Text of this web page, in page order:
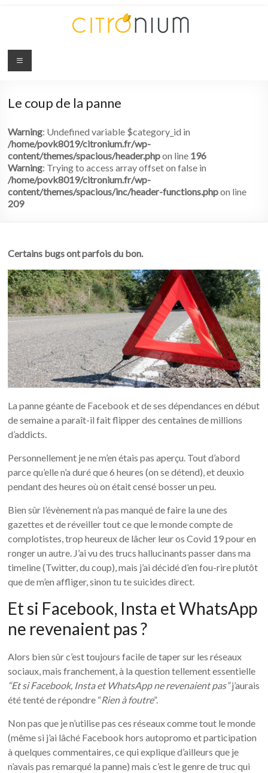
Citronium
Abonnez-
Le coup de la panne
Warning: Undefined variable $category_id in
/home/povk8019/citronium.fr/wp-
content/themes/spacious/header.phpon line 196
Warning: Trying to access array offset on false in
/home/povk8019/citronium.fr/wp-
content/themes/spacious/inc/header-functions.phpon line
209
Certains bugs ont parfois du bon.
La panne géante de Facebook et de ses dépendances en début
de semaine a paraît-il fait flipper des centaines de millions
d’addicts.
Personnellement je ne m’en étais pas aperçu. Tout d’abord
parce qu’elle n’a duré que 6 heures (on se détend), et deuxio
pendant des heures où on était censé bosser un peu.
Bien sûr l’évènement n’a pas manqué de faire la une des
gazettes et de réveiller tout ce que le monde compte de
complotistes, trop heureux de lâcher leur os Covid 19 pour en
ronger un autre. J’ai vu des trucs hallucinants passer dans ma
timeline (Twitter, du coup), mais j’ai décidé d’en fou-rire plutôt
que de m’en affliger, sinon tu te suicides direct.
Et si Facebook, Insta et WhatsApp
ne revenaient pas ?
Alors bien sûr c’est toujours facile de taper sur les réseaux
sociaux, mais franchement, à la question tellement essentielle
“Et si Facebook, Insta et WhatsApp ne revenaient pas”j’aurais
été tenté de répondre “Rien à foutre”.
Non pas que je n’utilise pas ces réseaux comme tout le monde
(même si j’ai lâché Facebook hors autopromo et participation
à quelques commentaires, ce qui explique d’ailleurs que je
n’avais pas remarqué la panne) mais c’est le genre de truc qui